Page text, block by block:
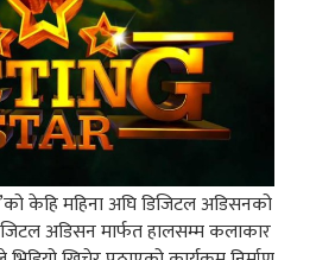
केहि महिना अघि डिजिटल अडिसनको
अडिसन मार्फत हालसम्म कलाकार